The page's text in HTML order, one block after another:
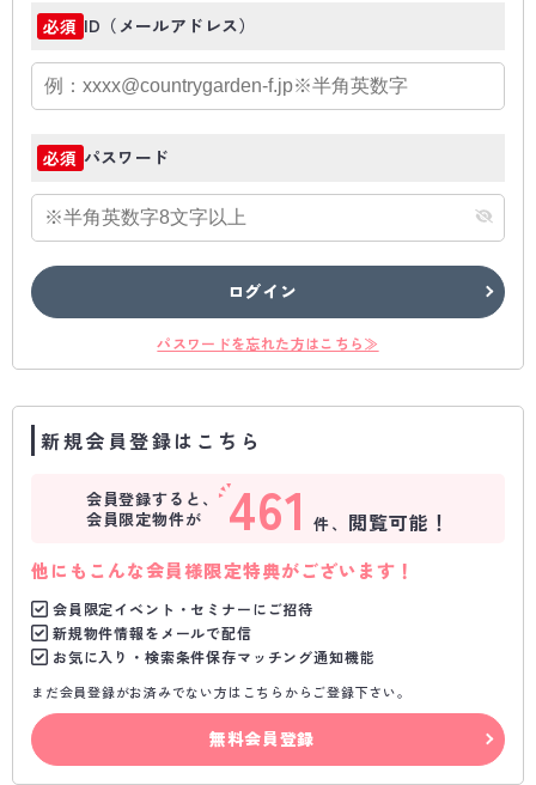
必須 ID（メールアドレス）
必須 パスワード
ログイン
パスワードを忘れた方はこちら≫
新規会員登録はこちら
会員登録すると、
会員限定物件が
461 件、 閲覧可能！
他にもこんな会員様限定特典がございます！
会員限定イベント・セミナーにご招待
新規物件情報をメールで配信
お気に入り・検索条件保存マッチング通知機能
まだ会員登録がお済みでない方はこちらからご登録下さい。
無料会員登録